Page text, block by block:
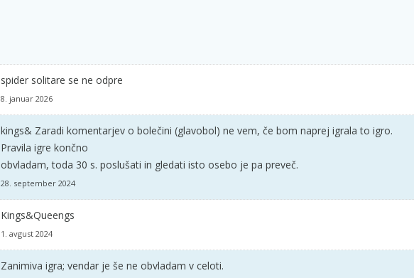
spider solitare se ne odpre
8. januar 2026
kings& Zaradi komentarjev o bolečini (glavobol) ne vem, če bom naprej igrala to igro.
Pravila igre končno
obvladam, toda 30 s. poslušati in gledati isto osebo je pa preveč.
28. september 2024
Kings&Queengs
1. avgust 2024
Zanimiva igra; vendar je še ne obvladam v celoti.